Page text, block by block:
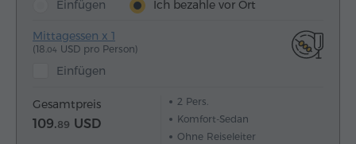
Einfügen Ich bezahle vor Ort
Mittagessen x 1
(18.04 USD pro Person)
Einfügen
Gesamtpreis
109.89 USD
2Pers.
Komfort-Sedan
Ohne Reiseleiter